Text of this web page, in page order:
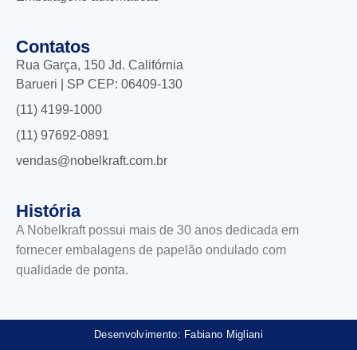
Contatos
Rua Garça, 150 Jd. Califórnia
Barueri | SP CEP: 06409-130
(11) 4199-1000
(11) 97692-0891
vendas@nobelkraft.com.br
História
A Nobelkraft possui mais de 30 anos dedicada em
fornecer embalagens de papelão ondulado com
qualidade de ponta.
Desenvolvimento: Fabiano Migliani